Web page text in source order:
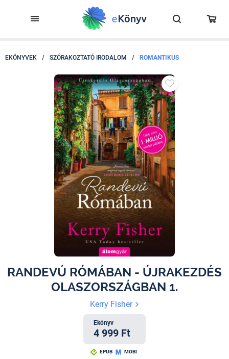
EKÖNYVEK / SZÓRAKOZTATÓ IRODALOM / ROMANTIKUS
RANDEVÚ RÓMÁBAN - ÚJRAKEZDÉS
OLASZORSZÁGBAN 1.
Kerry Fisher
Ekönyv
4 999 Ft
EPUB MOBI